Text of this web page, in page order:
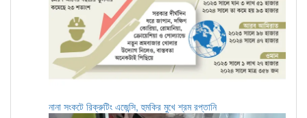
নানা সংকটে রিক্রুটিং এজেন্সি, হুমকির মুখে শ্রম রপ্তানি